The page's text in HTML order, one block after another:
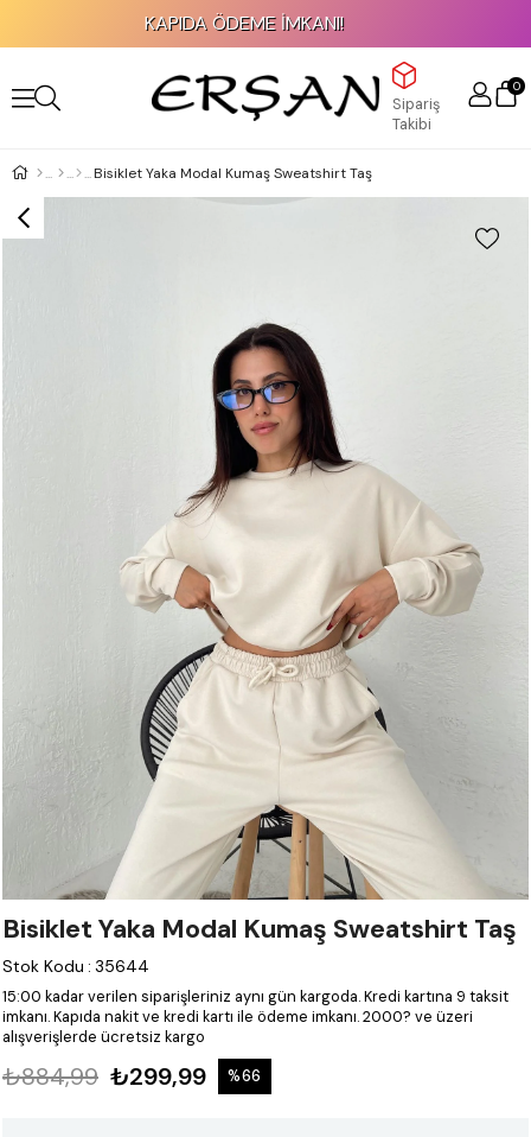
KAPIDA ÖDEME İMKANI!
Sipariş
Takibi
0
Bisiklet Yaka Modal Kumaş Sweatshirt Taş
Bisiklet Yaka Modal Kumaş Sweatshirt Taş
Stok Kodu : 35644
15:00 kadar verilen siparişleriniz aynı gün kargoda.Kredi kartına 9 taksit
imkanı.Kapıda nakit ve kredi kartı ile ödeme imkanı.2000? ve üzeri
alışverişlerde ücretsiz kargo
₺884,99 ₺299,99 %66